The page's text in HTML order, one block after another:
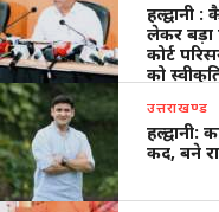
हल्द्वानी
लेकर बड़ा
कोर्ट
को
उत्तराखण्ड
हल्द्वानी:
कद, बने